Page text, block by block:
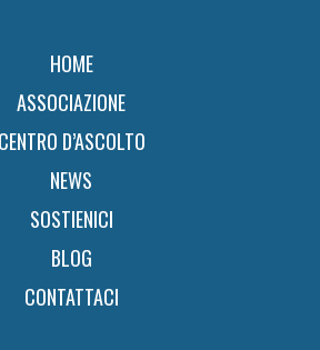
HOME
ASSOCIAZIONE
CENTRO D’ASCOLTO
NEWS
SOSTIENICI
BLOG
CONTATTACI